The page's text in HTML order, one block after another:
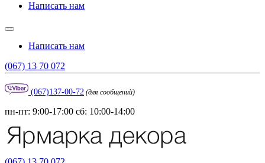
Написать нам
Написать нам
(067) 13 70 072
(067)137-00-72 (для сообщений)
пн-пт: 9:00-17:00 сб: 10:00-14:00